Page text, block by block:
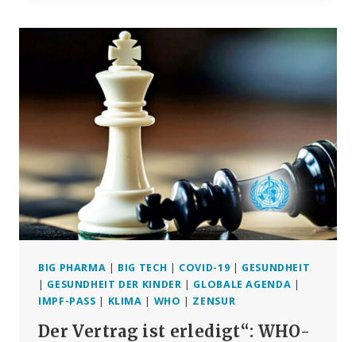
EIGENEN
DATEN
ZU
COVID
–
ODER
STELLT
WISSENTLICH
FALSCH
DAR
BIG PHARMA | BIG TECH | COVID-19 | GESUNDHEIT
| GESUNDHEIT DER KINDER | GLOBALE AGENDA |
IMPF-PASS | KLIMA | WHO | ZENSUR
Der Vertrag ist erledigt“: WHO-